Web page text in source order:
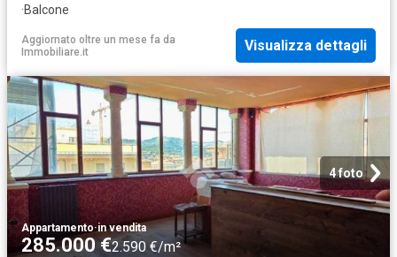
·Balcone
Aggiornato oltre un mese fa da
Immobiliare.it
Visualizza dettagli
4 foto
Appartamento·in vendita
285.000 €2.590 €/m²